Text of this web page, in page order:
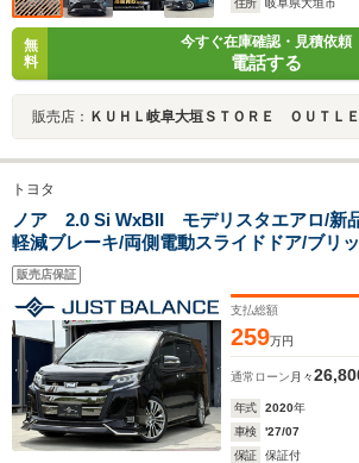
住所 岐阜県大垣市
無
料
今すぐ在庫確認・見積依頼
電話する
販売店： ＫＵＨＬ岐阜大垣ＳＴＯＲＥ ＯＵＴＬ
トヨタ
ノア 2.0 Si WxBII モデリスタエアロ/新
軽減ブレーキ/両側電動スライドドア/ブリ
タルミラー前後録画機能付/19インチホイー
ィテールランプ/純正9インチフルセグナビ/
ックカメラ
販売店保証
支払総額
259万円
通常ローン 月々
年式 2020年
車検
'27/07
保証
保証付